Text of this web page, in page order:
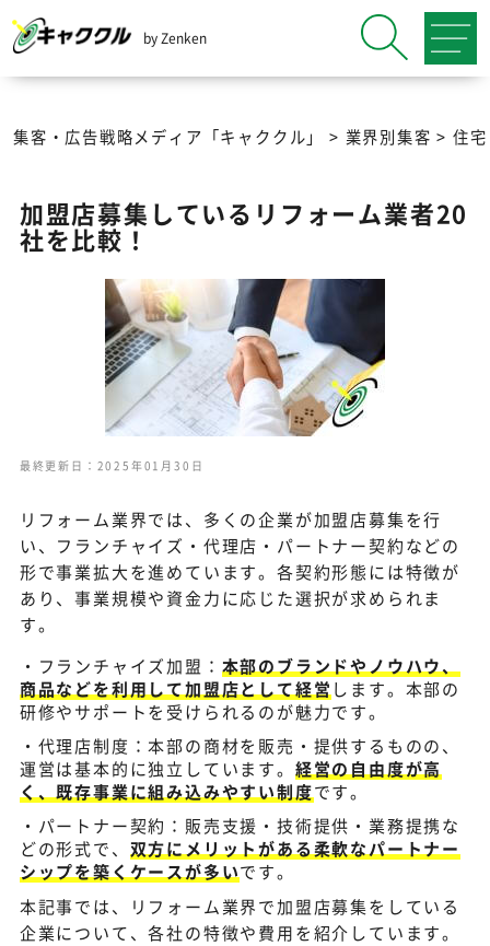
by Zenken
集客・広告戦略メディア「キャククル」 > 業界別集客 > 住
加盟店募集しているリフォーム業者20
社を比較！
最終更新日：2025年01月30日
リフォーム業界では、多くの企業が加盟店募集を行
い、フランチャイズ・代理店・パートナー契約などの
形で事業拡大を進めています。各契約形態には特徴が
あり、事業規模や資金力に応じた選択が求められま
す。
フランチャイズ加盟： 本部のブランドやノウハウ、
商品などを利用して加盟店として経営します。本部の
研修やサポートを受けられるのが魅力です。
代理店制度：本部の商材を販売・提供するものの、
運営は基本的に独立しています。 経営の自由度が高
く、既存事業に組み込みやすい制度です。
パートナー契約：販売支援・技術提供・業務提携な
どの形式で、 双方にメリットがある柔軟なパートナー
シップを築くケースが多いです。
本記事では、リフォーム業界で加盟店募集をしている
企業について、各社の特徴や費用を紹介しています。